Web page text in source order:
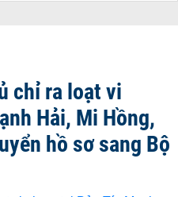
chỉ ra loạt vi
Hải, Mi Hồng,
hồ sơ sang Bộ